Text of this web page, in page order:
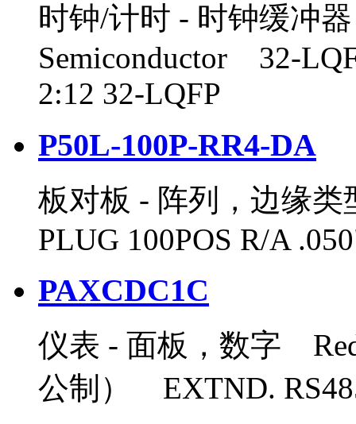
时钟/计时 - 时钟缓冲
Semiconductor 32-
2:12 32-LQFP
P50L-100P-RR4-DA
板对板 - 阵列，边
PLUG 100POS R/A
PAXCDC1C
仪表 - 面板，数字
公制） EXTND.